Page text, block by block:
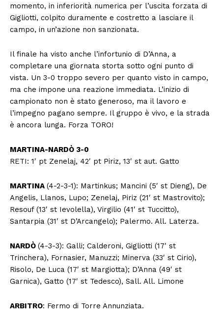
momento, in inferiorità numerica per l’uscita forzata di
Gigliotti, colpito duramente e costretto a lasciare il
campo, in un’azione non sanzionata.
Il finale ha visto anche l’infortunio di D’Anna, a
completare una giornata storta sotto ogni punto di
vista. Un 3-0 troppo severo per quanto visto in campo,
ma che impone una reazione immediata. L’inizio di
campionato non è stato generoso, ma il lavoro e
l’impegno pagano sempre. Il gruppo è vivo, e la strada
è ancora lunga. Forza TORO!
MARTINA-NARDÒ 3-0
RETI: 1′ pt Zenelaj, 42′ pt Piriz, 13′ st aut. Gatto
MARTINA (4-2-3-1): Martinkus; Mancini (5′ st Dieng), De
Angelis, Llanos, Lupo; Zenelaj, Piriz (21′ st Mastrovito);
Resouf (13′ st Ievolella), Virgilio (41′ st Tuccitto),
Santarpia (31′ st D’Arcangelo); Palermo. All. Laterza.
NARDÒ (4-3-3): Galli; Calderoni, Gigliotti (17′ st
Trinchera), Fornasier, Manuzzi; Minerva (33′ st Cirio),
Risolo, De Luca (17′ st Margiotta); D’Anna (49′ st
Garnica), Gatto (17′ st Tedesco), Sall. All. Limone
ARBITRO: Fermo di Torre Annunziata.